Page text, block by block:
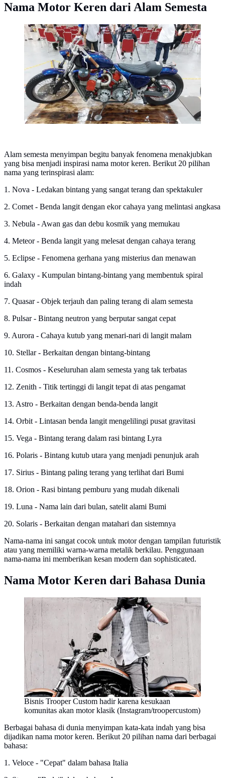
Nama Motor Keren dari Alam Semesta
Motor custom dari Psycho Engine yang turut mejeng di
Kustomfest 2024. (Liputan6.com/ Rendy Yansah)
Alam semesta menyimpan begitu banyak fenomena menakjubkan
yang bisa menjadi inspirasi nama motor keren. Berikut 20 pilihan
nama yang terinspirasi alam:
1. Nova - Ledakan bintang yang sangat terang dan spektakuler
2. Comet - Benda langit dengan ekor cahaya yang melintasi angkasa
3. Nebula - Awan gas dan debu kosmik yang memukau
4. Meteor - Benda langit yang melesat dengan cahaya terang
5. Eclipse - Fenomena gerhana yang misterius dan menawan
6. Galaxy - Kumpulan bintang-bintang yang membentuk spiral
indah
7. Quasar - Objek terjauh dan paling terang di alam semesta
8. Pulsar - Bintang neutron yang berputar sangat cepat
9. Aurora - Cahaya kutub yang menari-nari di langit malam
10. Stellar - Berkaitan dengan bintang-bintang
11. Cosmos - Keseluruhan alam semesta yang tak terbatas
12. Zenith - Titik tertinggi di langit tepat di atas pengamat
13. Astro - Berkaitan dengan benda-benda langit
14. Orbit - Lintasan benda langit mengelilingi pusat gravitasi
15. Vega - Bintang terang dalam rasi bintang Lyra
16. Polaris - Bintang kutub utara yang menjadi penunjuk arah
17. Sirius - Bintang paling terang yang terlihat dari Bumi
18. Orion - Rasi bintang pemburu yang mudah dikenali
19. Luna - Nama lain dari bulan, satelit alami Bumi
20. Solaris - Berkaitan dengan matahari dan sistemnya
Nama-nama ini sangat cocok untuk motor dengan tampilan futuristik
atau yang memiliki warna-warna metalik berkilau. Penggunaan
nama-nama ini memberikan kesan modern dan sophisticated.
Nama Motor Keren dari Bahasa Dunia
Bisnis Trooper Custom hadir karena kesukaan
komunitas akan motor klasik (Instagram/troopercustom)
Berbagai bahasa di dunia menyimpan kata-kata indah yang bisa
dijadikan nama motor keren. Berikut 20 pilihan nama dari berbagai
bahasa:
1. Veloce - "Cepat" dalam bahasa Italia